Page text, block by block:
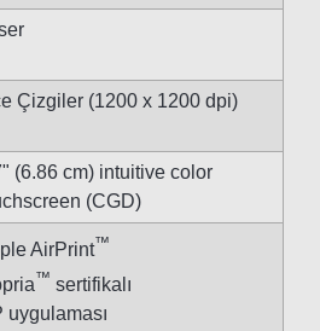
Çizgiler (1200 x 1200 dpi)
(6.86 cm) intuitive color
(CGD)
AirPrint™
™ sertifikalı
uygulaması